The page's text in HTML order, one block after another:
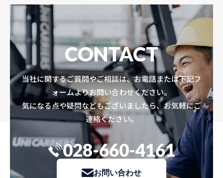
CONTACT
当社に関するご質問やご相談は、お電話または下記フ
ォームよりお問い合わせください。
気になる点や疑問などもございましたら、お気軽にご
連絡ください。
028-660-4161
お問い合わせ